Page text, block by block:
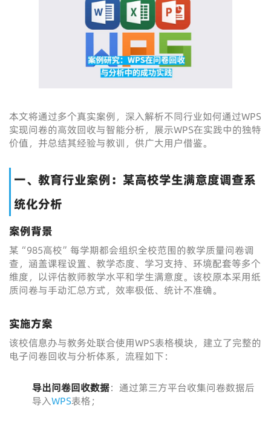
本文将通过多个真实案例，深入解析不同行业如何通过WPS
实现问卷的高效回收与智能分析，展示WPS在实践中的独特
价值，并总结其经验与教训，供广大用户借鉴。
一、教育行业案例：某高校学生满意度调查系
统化分析
案例背景
某“985高校”每学期都会组织全校范围的教学质量问卷调
查，涵盖课程设置、教学态度、学习支持、环境配套等多个
维度，以评估教师教学水平和学生满意度。该校原本采用纸
质问卷与手动汇总方式，效率极低、统计不准确。
实施方案
该校信息办与教务处联合使用WPS表格模块，建立了完整的
电子问卷回收与分析体系，流程如下：
导出问卷回收数据：通过第三方平台收集问卷数据后
导入WPS表格；